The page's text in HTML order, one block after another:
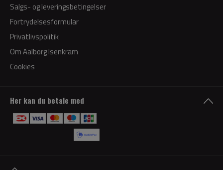
Salgs- og leveringsbetingelser
Fortrydelsesformular
Privatlivspolitik
Om Aalborg Isenkram
Cookies
Her kan du betale med